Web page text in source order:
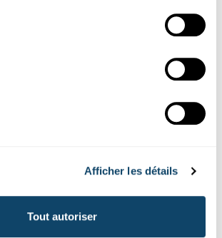
Afficher les détails
Tout autoriser
sur la Terre est sans cesse en
Laurent Pfister explique que la pluie fait
sur Terre et que c'est grâce au soleil